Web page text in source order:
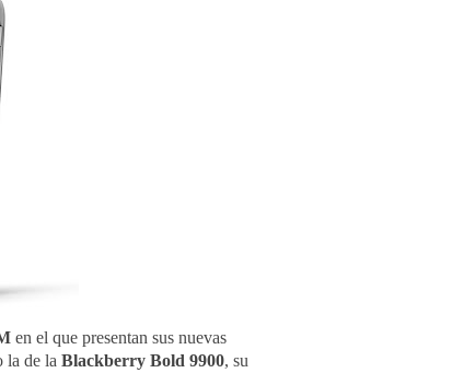
en el que presentan sus nuevas
la de la Blackberry Bold 9900, su